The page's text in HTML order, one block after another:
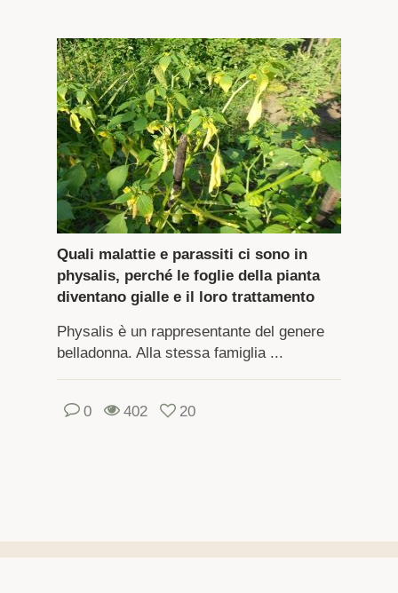
Quali malattie e parassiti ci sono in
physalis, perché le foglie della pianta
diventano gialle e il loro trattamento
Physalis è un rappresentante del genere
belladonna. Alla stessa famiglia ...
0 402 20